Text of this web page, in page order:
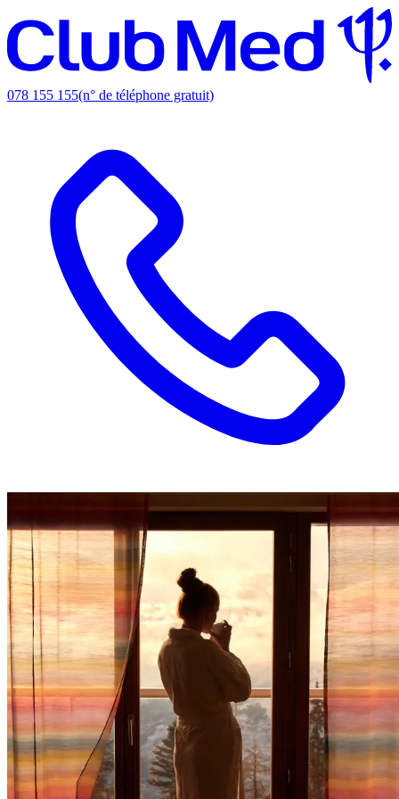
078 155 155(n° de téléphone gratuit)